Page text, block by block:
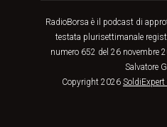
RadioBorsa è il podcast di
testata plurisettimanale
numero 652 del 26 novembre
Salvatore
Copyright 2026 SoldiExpert